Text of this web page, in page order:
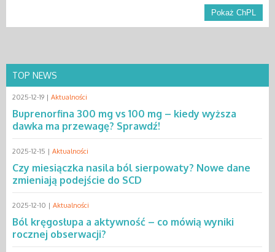
Pokaż ChPL
TOP NEWS
2025-12-19 | Aktualności
Buprenorfina 300 mg vs 100 mg – kiedy wyższa
dawka ma przewagę? Sprawdź!
2025-12-15 | Aktualności
Czy miesiączka nasila ból sierpowaty? Nowe dane
zmieniają podejście do SCD
2025-12-10 | Aktualności
Ból kręgosłupa a aktywność – co mówią wyniki
rocznej obserwacji?